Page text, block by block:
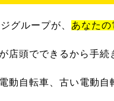
グループが、 あなた
店頭でできるから手
動自転車、古い電動